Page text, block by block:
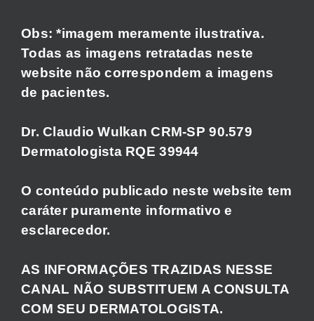
Obs: *imagem meramente ilustrativa.
Todas as imagens retratadas neste
website não correspondem a imagens
de pacientes.
Dr. Claudio Wulkan CRM-SP 90.579
Dermatologista RQE 39944
O conteúdo publicado neste website tem
caráter puramente informativo e
esclarecedor.
AS INFORMAÇÕES TRAZIDAS NESSE
CANAL NÃO SUBSTITUEM A CONSULTA
COM SEU DERMATOLOGISTA.